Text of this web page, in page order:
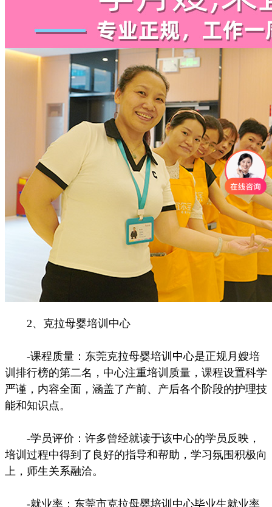
2、克拉母婴培训中心
-课程质量：东莞克拉母婴培训中心是正规月嫂培
训排行榜的第二名，中心注重培训质量，课程设置科学
严谨，内容全面，涵盖了产前、产后各个阶段的护理技
能和知识点。
-学员评价：许多曾经就读于该中心的学员反映，
培训过程中得到了良好的指导和帮助，学习氛围积极向
上，师生关系融洽。
-就业率：东莞市克拉母婴培训中心毕业生就业率